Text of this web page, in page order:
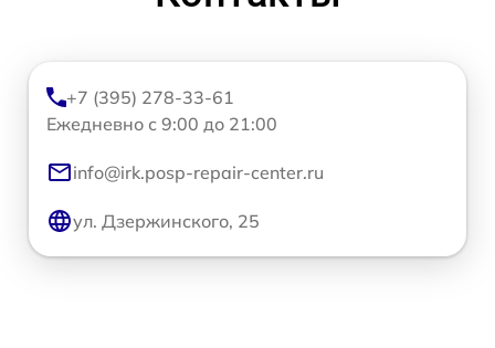
+7 (395) 278-33-61
Ежедневно с 9:00 до 21:00
info@irk.posp-repair-center.ru
ул. Дзержинского, 25